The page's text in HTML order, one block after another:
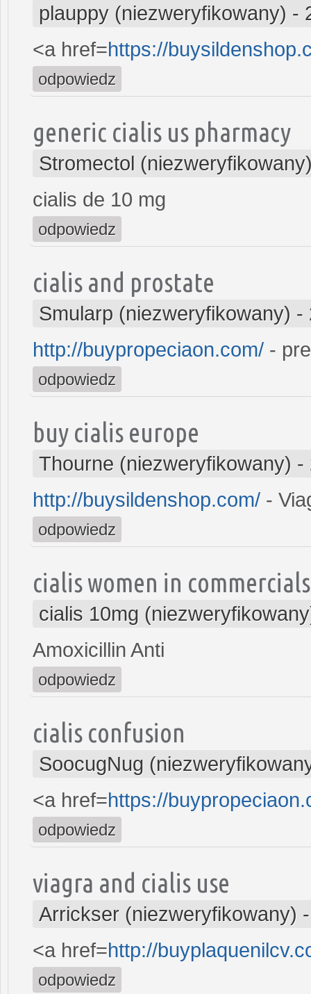
plauppy (niezweryfikowany) -
<a href=https://
odpowiedz
generic cialis us pharmacy
Stromectol
cialis de 10 mg
odpowiedz
cialis and prostate
Smularp (niezweryfikowany) -
http://buypropeciaon.com/ -
odpowiedz
buy cialis europe
Thourne (niezweryfikowany) -
http://buysildenshop.com/ -
odpowiedz
cialis women in commercials
cialis 10mg
Amoxicillin Anti
odpowiedz
cialis confusion
SoocugNug
<a href=https://
odpowiedz
viagra and cialis use
Arrickser (niezweryfikowany)
<a href=http://
odpowiedz